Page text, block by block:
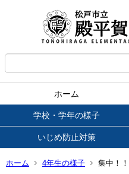
ホーム
学校・学年の様子
いじめ防止対策
ホーム 4年生の様子 集中！